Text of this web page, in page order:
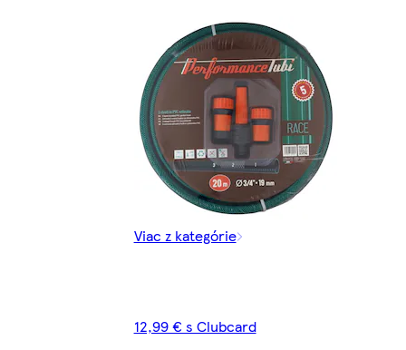
Viac z kategórie
12,99 € s Clubcard